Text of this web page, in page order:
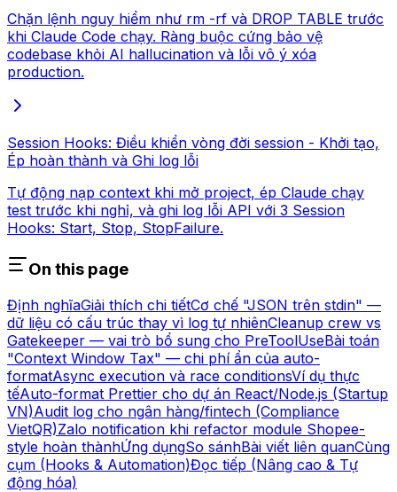
Chặn lệnh nguy hiểm như rm -rf và DROP TABLE trước
khi Claude Code chạy. Ràng buộc cứng bảo vệ
codebase khỏi AI hallucination và lỗi vô ý xóa
production.
Session Hooks: Điều khiển vòng đời session - Khởi tạo,
Ép hoàn thành và Ghi log lỗi
Tự động nạp context khi mở project, ép Claude chạy
test trước khi nghỉ, và ghi log lỗi API với 3 Session
Hooks: Start, Stop, StopFailure.
On this page
Định nghĩaGiải thích chi tiếtCơ chế "JSON trên stdin" —
dữ liệu có cấu trúc thay vì log tự nhiênCleanup crew vs
Gatekeeper — vai trò bổ sung cho PreToolUseBài toán
"Context Window Tax" — chi phí ẩn của auto-
formatAsync execution và race conditionsVí dụ thực
tếAuto-format Prettier cho dự án React/Node.js (Startup
VN)Audit log cho ngân hàng/fintech (Compliance
VietQR)Zalo notification khi refactor module Shopee-
style hoàn thànhỨng dụngSo sánhBài viết liên quanCùng
cụm (Hooks & Automation)Đọc tiếp (Nâng cao & Tự
động hóa)